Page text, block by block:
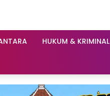
HUKUM & KRIMINAL